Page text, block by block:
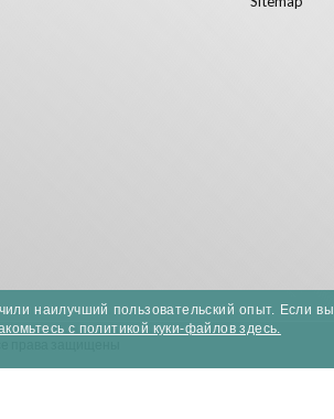
наилучший пользовательский опыт. Если
с политикой куки-файлов здесь.